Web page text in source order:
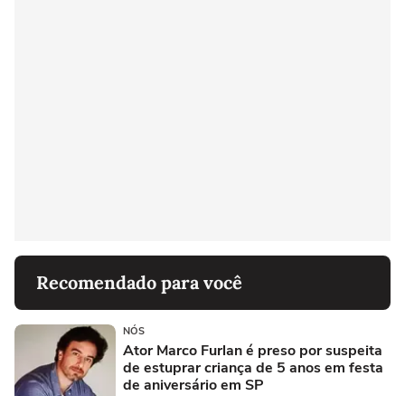
Recomendado para você
NÓS
Ator Marco Furlan é preso por suspeita
de estuprar criança de 5 anos em festa
de aniversário em SP